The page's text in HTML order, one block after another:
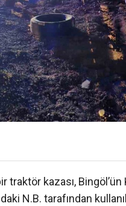
traktör kazası,
N.B. tarafından